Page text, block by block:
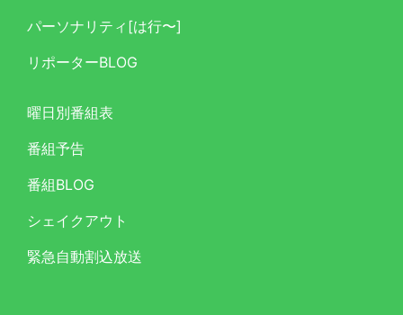
パーソナリティ[は行〜]
リポーターBLOG
曜日別番組表
番組予告
番組BLOG
シェイクアウト
緊急自動割込放送